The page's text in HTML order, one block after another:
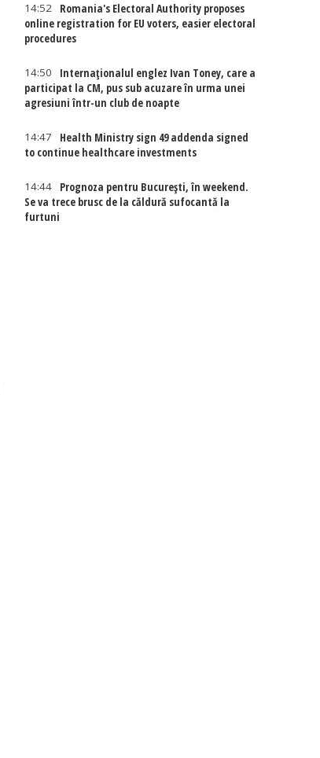
14:52
Romania's Electoral Authority proposes
online registration for EU voters, easier electoral
procedures
14:50
Internaţionalul englez Ivan Toney, care a
participat la CM, pus sub acuzare în urma unei
agresiuni într-un club de noapte
14:47
Health Ministry sign 49 addenda signed
to continue healthcare investments
14:44
Prognoza pentru București, în weekend.
Se va trece brusc de la căldură sufocantă la
furtuni